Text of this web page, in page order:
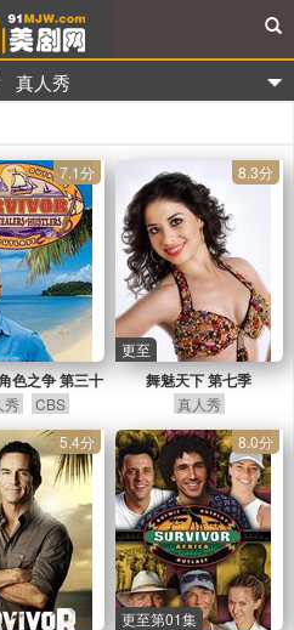
真人秀
色之争 第三十
五季
7.1分
秀 CBS
舞魅天下 第七季
8.3分
更至
真人秀
5.4分 8.0分
更至第01集